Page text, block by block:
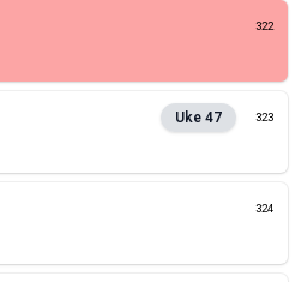
322
Uke47 323
324